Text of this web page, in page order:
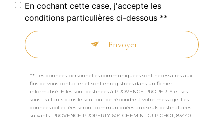
En cochant cette case, j'accepte les
conditions particulières ci-dessous **
Envoyer
** Les données personnelles communiquées sont nécessaires aux
fins de vous contacter et sont enregistrées dans un fichier
informatisé. Elles sont destinées à PROVENCE PROPERTY et ses
sous-traitants dans le seul but de répondre à votre message. Les
données collectées seront communiquées aux seuls destinataires
suivants: PROVENCE PROPERTY 604 CHEMIN DU PICHOT, 83440